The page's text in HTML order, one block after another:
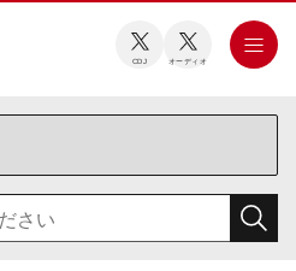
CDJ オーディオ